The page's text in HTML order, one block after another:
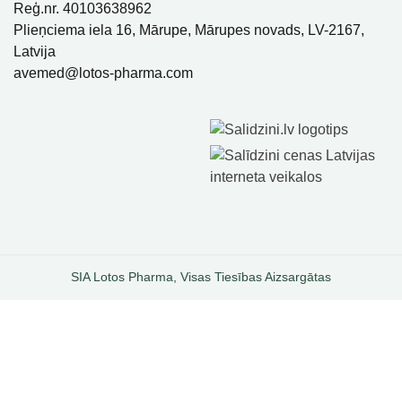
Reģ.nr. 40103638962
Plieņciema iela 16, Mārupe, Mārupes novads, LV-2167,
Latvija
avemed@lotos-pharma.com
SIA Lotos Pharma, Visas Tiesības Aizsargātas